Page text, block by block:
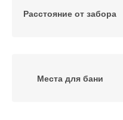
Расстояние от забора
Места для бани